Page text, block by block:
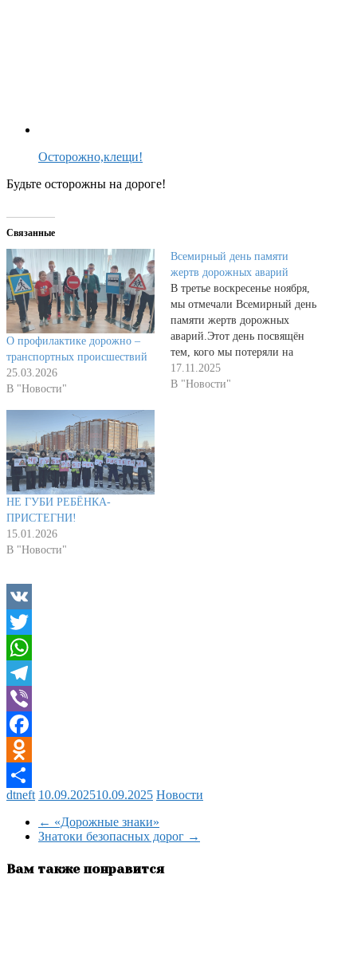
Осторожно,клещи!
Будьте осторожны на дороге!
Связанные
О профилактике дорожно –
транспортных происшествий
25.03.2026
В "Новости"
Всемирный день памяти
жертв дорожных аварий
В третье воскресенье ноября,
мы отмечали Всемирный день
памяти жертв дорожных
аварий.Этот день посвящён
тем, кого мы потеряли на
дорогах – нашим близким,
друзьям, знакомым. Каждый
17.11.2025
В "Новости"
НЕ ГУБИ РЕБЁНКА-
ПРИСТЕГНИ!
15.01.2026
В "Новости"
VK
Twitter
WhatsApp
Telegram
Viber
Facebook
Odnoklassniki
Отправить
dtneft 10.09.202510.09.2025 Новости
← «Дорожные знаки»
Знатоки безопасных дорог →
Вам также понравится